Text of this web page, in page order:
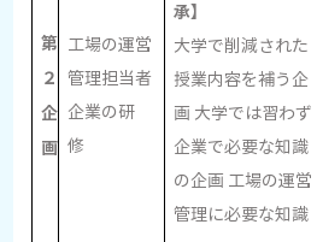
第
２
企
画
工場の運営
管理担当者
企業の研
修
承】
大学で削減された
授業内容を補う企
画 大学では習わず
企業で必要な知識
の企画 工場の運営
管理に必要な知識